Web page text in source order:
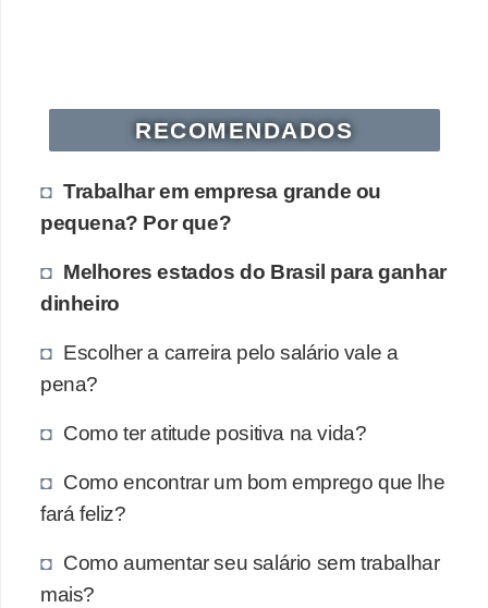
RECOMENDADOS
Trabalhar em empresa grande ou
pequena? Por que?
Melhores estados do Brasil para ganhar
dinheiro
Escolher a carreira pelo salário vale a
pena?
Como ter atitude positiva na vida?
Como encontrar um bom emprego que lhe
fará feliz?
Como aumentar seu salário sem trabalhar
mais?